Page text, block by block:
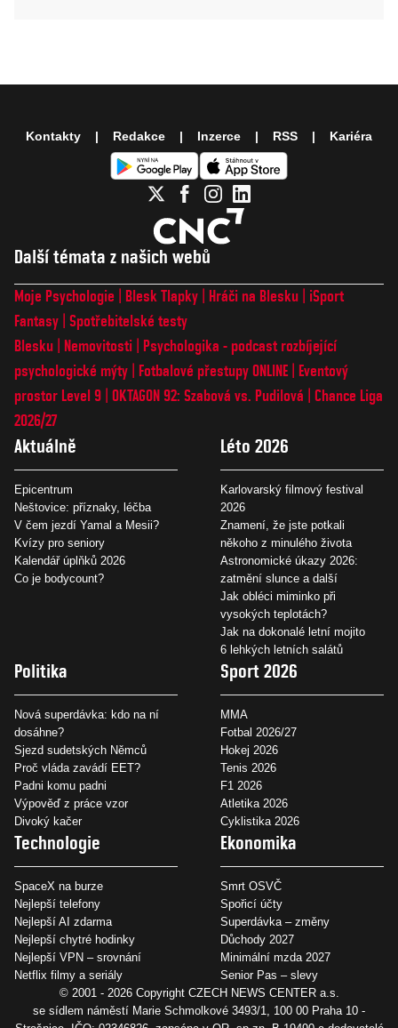
Další témata z našich webů
Moje Psychologie Blesk Tlapky Hráči na Blesku
iSport
Fantasy Spotřebitelské testy
Blesku
Nemovitosti
Psychologika - podcast rozbíjející
psychologické mýty
Fotbalové přestupy ONLINE
Eventový
prostor Level 9 OKTAGON 92: Szabová vs. Pudilová
Chance Liga
2026/27
Aktuálně
Epicentrum
Neštovice: příznaky, léčba
V čem jezdí Yamal a Mesii?
Kvízy pro seniory
Kalendář úplňků 2026
Co je bodycount?
Léto 2026
Karlovarský filmový festival
2026
Znamení, že jste potkali
někoho z minulého života
Astronomické úkazy 2026:
zatmění slunce a další
Jak obléci miminko při
vysokých teplotách?
Jak na dokonalé letní mojito
6 lehkých letních salátů
Politika
Nová superdávka: kdo na ní
dosáhne?
Sjezd sudetských Němců
Proč vláda zavádí EET?
Padni komu padni
Výpověď z práce vzor
Divoký kačer
Sport 2026
MMA
Fotbal 2026/27
Hokej 2026
Tenis 2026
F1 2026
Atletika 2026
Cyklistika 2026
Technologie
SpaceX na burze
Nejlepší telefony
Nejlepší AI zdarma
Nejlepší chytré hodinky
Nejlepší VPN – srovnání
Netflix filmy a seriály
Ekonomika
Smrt OSVČ
Spořicí účty
Superdávka – změny
Důchody 2027
Minimální mzda 2027
Senior Pas – slevy
Kontakty Redakce Inzerce RSS Kariéra
© 2001 - 2026 Copyright CZECH NEWS CENTER a.s.
se sídlem náměstí Marie Schmolkové 3493/1, 100 00 Praha 10 -